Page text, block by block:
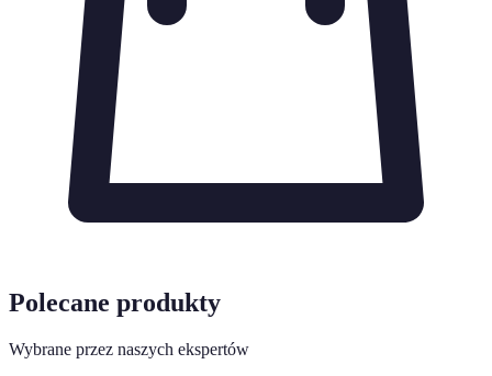
Polecane produkty
Wybrane przez naszych ekspertów